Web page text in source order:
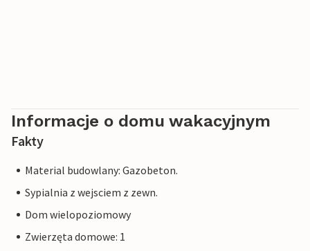
Informacje o domu wakacyjnym
Fakty
Material budowlany: Gazobeton.
Sypialnia z wejsciem z zewn.
Dom wielopoziomowy
Zwierzęta domowe: 1